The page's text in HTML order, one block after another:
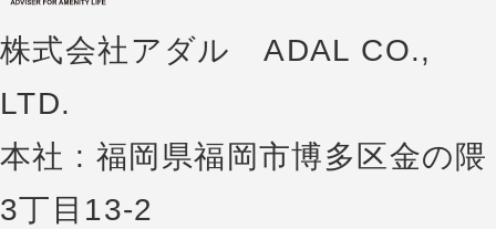
株式会社アダル ADAL CO.,
LTD.
本社 : 福岡県福岡市博多区金の隈
3丁目13-2